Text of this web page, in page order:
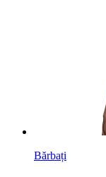
Bărbați